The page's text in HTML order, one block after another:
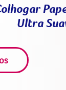
Ultra